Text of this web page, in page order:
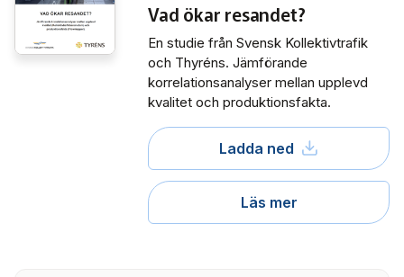
Vad ökar resandet?
En studie från Svensk Kollektivtrafik
och Thyréns. Jämförande
korrelationsanalyser mellan upplevd
kvalitet och produktionsfakta.
Ladda ned
Läs mer